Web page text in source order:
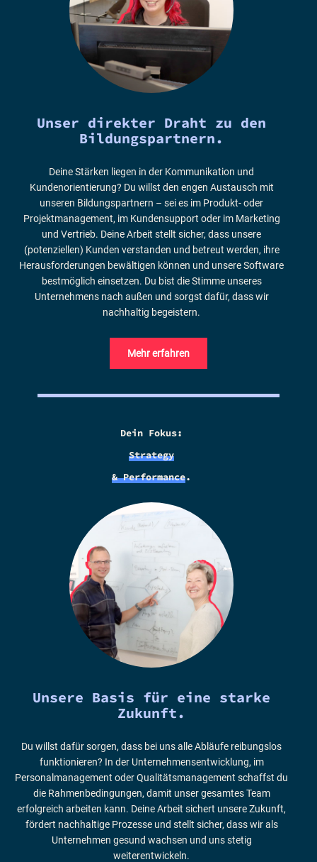
Unser direkter Draht zu den
Bildungspartnern.
Deine Stärken liegen in der Kommunikation und
Kundenorientierung? Du willst den engen Austausch mit
unseren Bildungspartnern – sei es im Produkt- oder
Projektmanagement, im Kundensupport oder im Marketing
und Vertrieb. Deine Arbeit stellt sicher, dass unsere
(potenziellen) Kunden verstanden und betreut werden, ihre
Herausforderungen bewältigen können und unsere Software
bestmöglich einsetzen. Du bist die Stimme unseres
Unternehmens nach außen und sorgst dafür, dass wir
nachhaltig begeistern.
Mehr erfahren
Dein Fokus:
Strategy
& Performance.
Unsere Basis für eine starke
Zukunft.
Du willst dafür sorgen, dass bei uns alle Abläufe reibungslos
funktionieren? In der Unternehmensentwicklung, im
Personalmanagement oder Qualitätsmanagement schaffst du
die Rahmenbedingungen, damit unser gesamtes Team
erfolgreich arbeiten kann. Deine Arbeit sichert unsere Zukunft,
fördert nachhaltige Prozesse und stellt sicher, dass wir als
Unternehmen gesund wachsen und uns stetig
weiterentwickeln.